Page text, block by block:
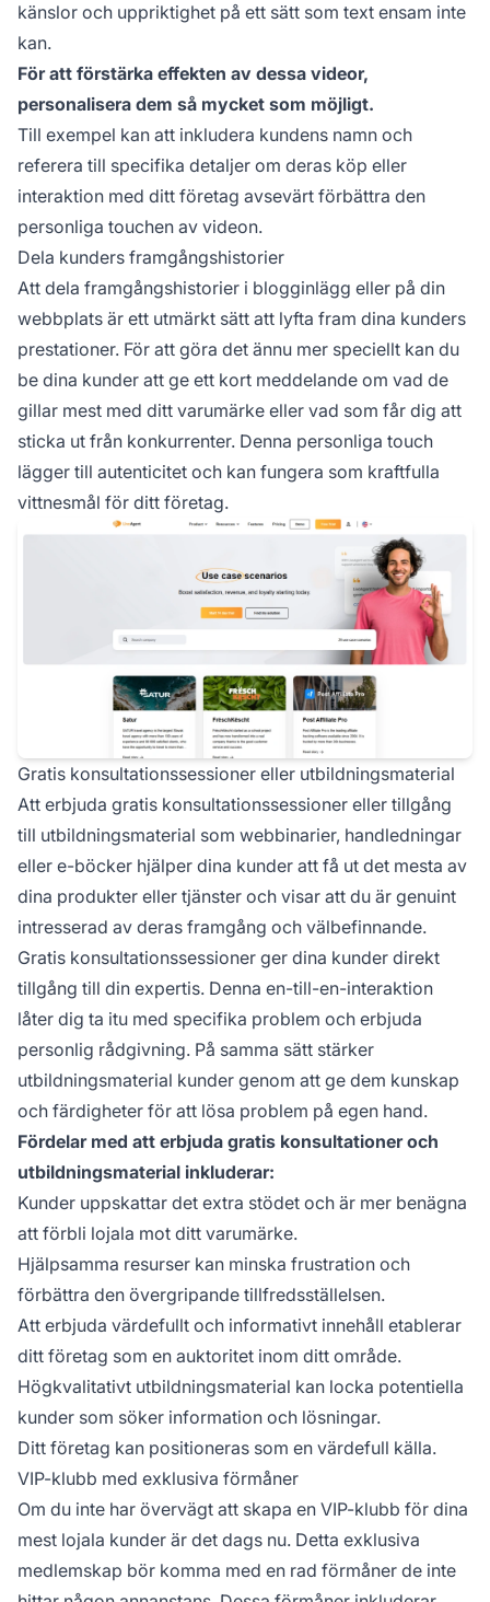
känslor och uppriktighet på ett sätt som text ensam inte
kan.
För att förstärka effekten av dessa videor,
personalisera dem så mycket som möjligt.
Till exempel kan att inkludera kundens namn och
referera till specifika detaljer om deras köp eller
interaktion med ditt företag avsevärt förbättra den
personliga touchen av videon.
Dela kunders framgångshistorier
Att dela framgångshistorier i blogginlägg eller på din
webbplats är ett utmärkt sätt att lyfta fram dina kunders
prestationer. För att göra det ännu mer speciellt kan du
be dina kunder att ge ett kort meddelande om vad de
gillar mest med ditt varumärke eller vad som får dig att
sticka ut från konkurrenter. Denna personliga touch
lägger till autenticitet och kan fungera som kraftfulla
vittnesmål för ditt företag.
Gratis konsultationssessioner eller utbildningsmaterial
Att erbjuda gratis konsultationssessioner eller tillgång
till utbildningsmaterial som webbinarier, handledningar
eller e-böcker hjälper dina kunder att få ut det mesta av
dina produkter eller tjänster och visar att du är genuint
intresserad av deras framgång och välbefinnande.
Gratis konsultationssessioner ger dina kunder direkt
tillgång till din expertis. Denna en-till-en-interaktion
låter dig ta itu med specifika problem och erbjuda
personlig rådgivning. På samma sätt stärker
utbildningsmaterial kunder genom att ge dem kunskap
och färdigheter för att lösa problem på egen hand.
Fördelar med att erbjuda gratis konsultationer och
utbildningsmaterial inkluderar:
Kunder uppskattar det extra stödet och är mer benägna
att förbli lojala mot ditt varumärke.
Hjälpsamma resurser kan minska frustration och
förbättra den övergripande tillfredsställelsen.
Att erbjuda värdefullt och informativt innehåll etablerar
ditt företag som en auktoritet inom ditt område.
Högkvalitativt utbildningsmaterial kan locka potentiella
kunder som söker information och lösningar.
Ditt företag kan positioneras som en värdefull källa.
VIP-klubb med exklusiva förmåner
Om du inte har övervägt att skapa en VIP-klubb för dina
mest lojala kunder är det dags nu. Detta exklusiva
medlemskap bör komma med en rad förmåner de inte